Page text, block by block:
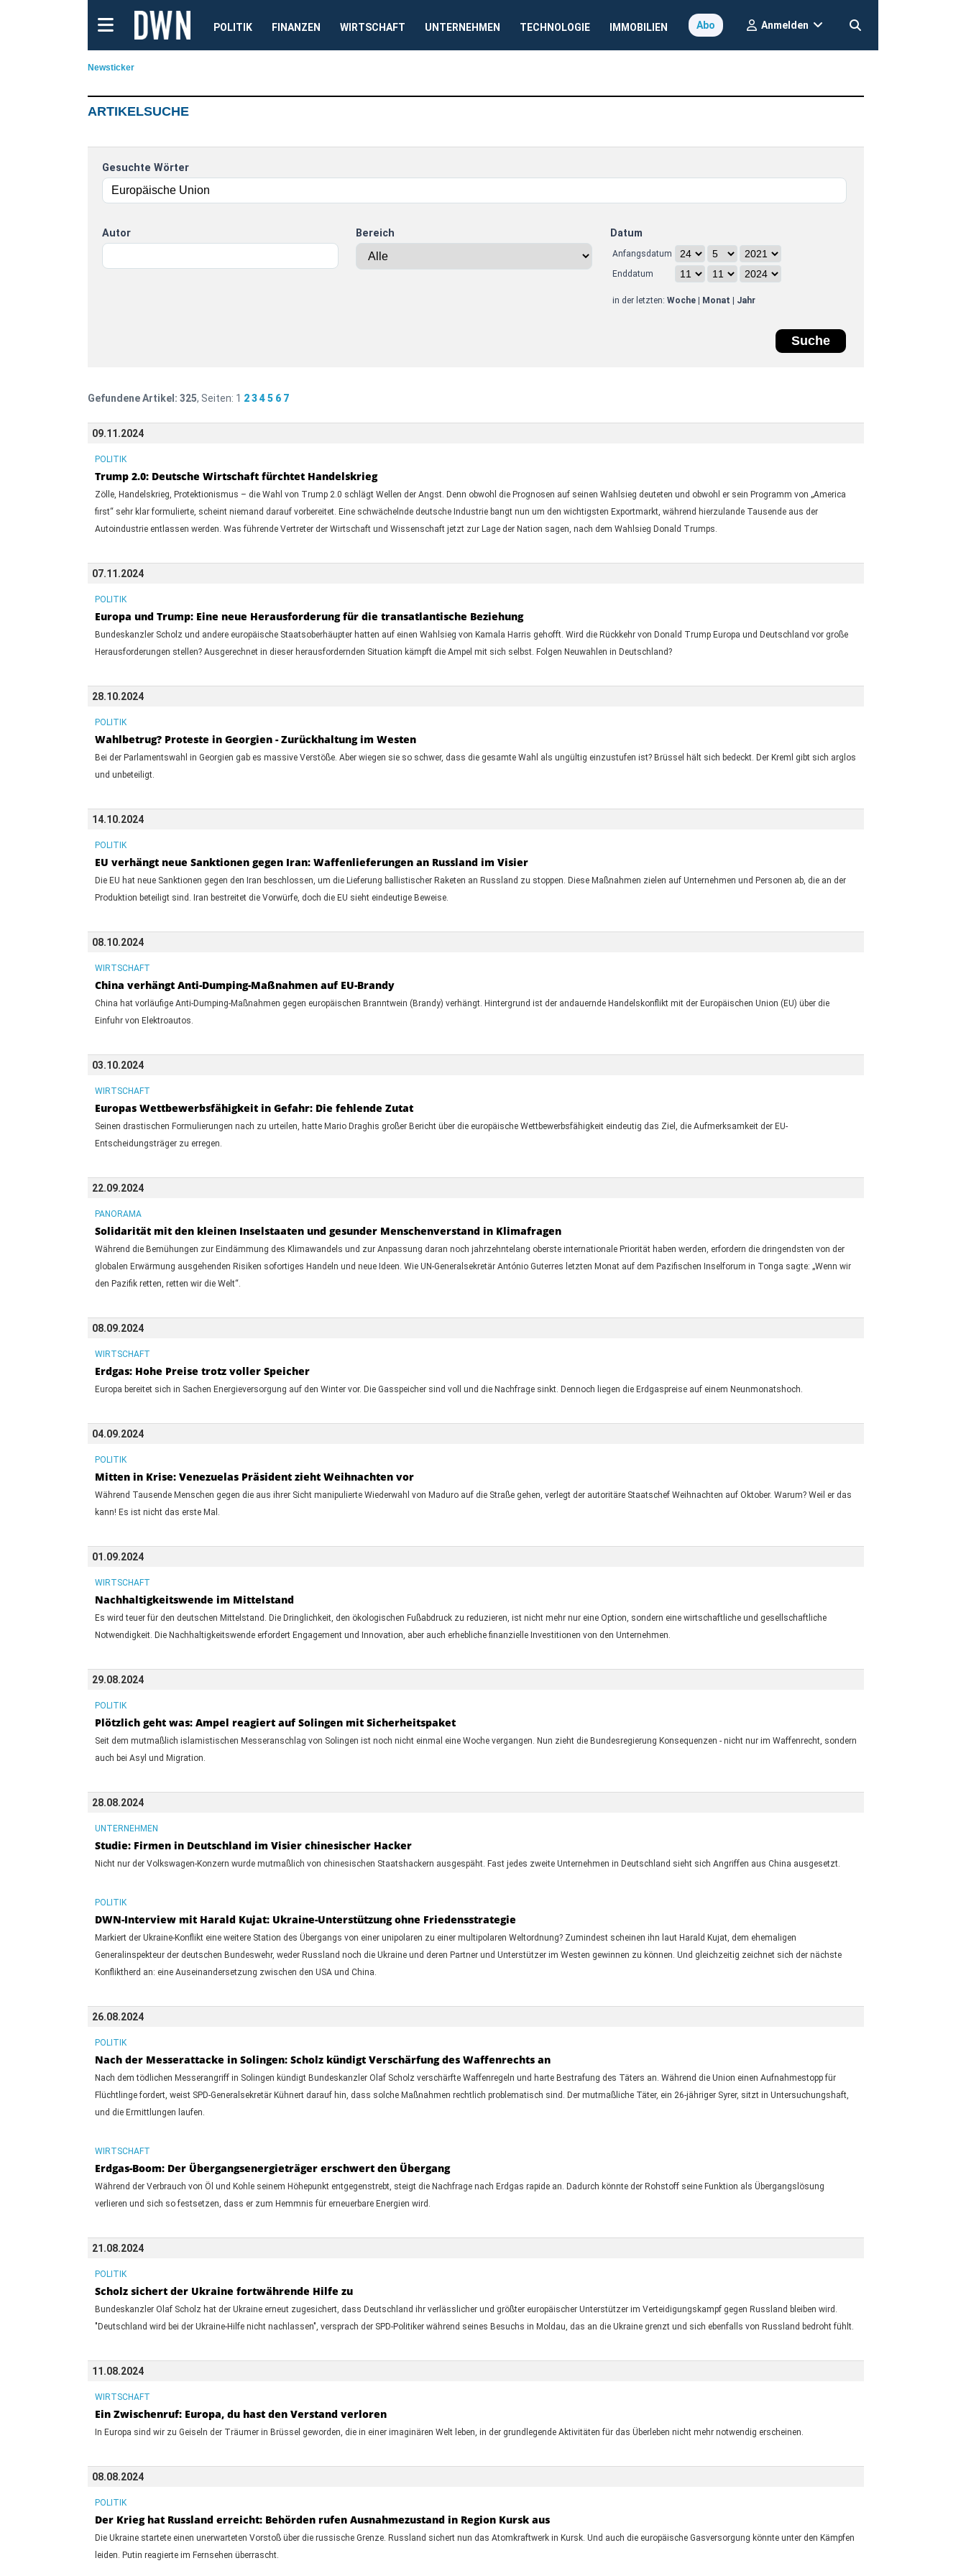
POLITIK FINANZEN WIRTSCHAFT UNTERNEHMEN TECHNOLOGIE IMMOBILIEN Abo Anmelden
Newsticker
ARTIKELSUCHE
Gesuchte Wörter
Autor Bereich Datum
Anfangsdatum
Enddatum
in der letzten: Woche| Monat Jahr
Gefundene Artikel: 325, Seiten: 1 2345 6 7
09.11.2024
POLITIK
Trump 2.0: Deutsche Wirtschaft fürchtet Handelskrieg
Zölle, Handelskrieg, Protektionismus – die Wahl von Trump 2.0 schlägt Wellen der Angst. Denn obwohl die Prognosen auf seinen Wahlsieg deuteten und obwohl er sein Programm von „America
first“ sehr klar formulierte, scheint niemand darauf vorbereitet. Eine schwächelnde deutsche Industrie bangt nun um den wichtigsten Exportmarkt, während hierzulande Tausende aus der
Autoindustrie entlassen werden. Was führende Vertreter der Wirtschaft und Wissenschaft jetzt zur Lage der Nation sagen, nach dem Wahlsieg Donald Trumps.
07.11.2024
POLITIK
Europa und Trump: Eine neue Herausforderung für die transatlantische Beziehung
Bundeskanzler Scholz und andere europäische Staatsoberhäupter hatten auf einen Wahlsieg von Kamala Harris gehofft. Wird die Rückkehr von Donald Trump Europa und Deutschland vor große
Herausforderungen stellen? Ausgerechnet in dieser herausfordernden Situation kämpft die Ampel mit sich selbst. Folgen Neuwahlen in Deutschland?
28.10.2024
POLITIK
Wahlbetrug? Proteste in Georgien - Zurückhaltung im Westen
Bei der Parlamentswahl in Georgien gab es massive Verstöße. Aber wiegen sie so schwer, dass die gesamte Wahl als ungültig einzustufen ist? Brüssel hält sich bedeckt. Der Kreml gibt sich arglos
und unbeteiligt.
14.10.2024
POLITIK
EU verhängt neue Sanktionen gegen Iran: Waffenlieferungen an Russland im Visier
Die EU hat neue Sanktionen gegen den Iran beschlossen, um die Lieferung ballistischer Raketen an Russland zu stoppen. Diese Maßnahmen zielen auf Unternehmen und Personen ab, die an der
Produktion beteiligt sind. Iran bestreitet die Vorwürfe, doch die EU sieht eindeutige Beweise.
08.10.2024
WIRTSCHAFT
China verhängt Anti-Dumping-Maßnahmen auf EU-Brandy
China hat vorläufige Anti-Dumping-Maßnahmen gegen europäischen Branntwein (Brandy) verhängt. Hintergrund ist der andauernde Handelskonflikt mit der Europäischen Union (EU) über die
Einfuhr von Elektroautos.
03.10.2024
WIRTSCHAFT
Europas Wettbewerbsfähigkeit in Gefahr: Die fehlende Zutat
Seinen drastischen Formulierungen nach zu urteilen, hatte Mario Draghis großer Bericht über die europäische Wettbewerbsfähigkeit eindeutig das Ziel, die Aufmerksamkeit der EU-
Entscheidungsträger zu erregen.
22.09.2024
PANORAMA
Solidarität mit den kleinen Inselstaaten und gesunder Menschenverstand in Klimafragen
Während die Bemühungen zur Eindämmung des Klimawandels und zur Anpassung daran noch jahrzehntelang oberste internationale Priorität haben werden, erfordern die dringendsten von der
globalen Erwärmung ausgehenden Risiken sofortiges Handeln und neue Ideen. Wie UN-Generalsekretär António Guterres letzten Monat auf dem Pazifischen Inselforum in Tonga sagte: „Wenn wir
den Pazifik retten, retten wir die Welt“.
08.09.2024
WIRTSCHAFT
Erdgas: Hohe Preise trotz voller Speicher
Europa bereitet sich in Sachen Energieversorgung auf den Winter vor. Die Gasspeicher sind voll und die Nachfrage sinkt. Dennoch liegen die Erdgaspreise auf einem Neunmonatshoch.
04.09.2024
POLITIK
Mitten in Krise: Venezuelas Präsident zieht Weihnachten vor
Während Tausende Menschen gegen die aus ihrer Sicht manipulierte Wiederwahl von Maduro auf die Straße gehen, verlegt der autoritäre Staatschef Weihnachten auf Oktober. Warum? Weil er das
kann! Es ist nicht das erste Mal.
01.09.2024
WIRTSCHAFT
Nachhaltigkeitswende im Mittelstand
Es wird teuer für den deutschen Mittelstand. Die Dringlichkeit, den ökologischen Fußabdruck zu reduzieren, ist nicht mehr nur eine Option, sondern eine wirtschaftliche und gesellschaftliche
Notwendigkeit. Die Nachhaltigkeitswende erfordert Engagement und Innovation, aber auch erhebliche finanzielle Investitionen von den Unternehmen.
29.08.2024
POLITIK
Plötzlich geht was: Ampel reagiert auf Solingen mit Sicherheitspaket
Seit dem mutmaßlich islamistischen Messeranschlag von Solingen ist noch nicht einmal eine Woche vergangen. Nun zieht die Bundesregierung Konsequenzen - nicht nur im Waffenrecht, sondern
auch bei Asyl und Migration.
28.08.2024
UNTERNEHMEN
Studie: Firmen in Deutschland im Visier chinesischer Hacker
Nicht nur der Volkswagen-Konzern wurde mutmaßlich von chinesischen Staatshackern ausgespäht. Fast jedes zweite Unternehmen in Deutschland sieht sich Angriffen aus China ausgesetzt.
POLITIK
DWN-Interview mit Harald Kujat: Ukraine-Unterstützung ohne Friedensstrategie
Markiert der Ukraine-Konflikt eine weitere Station des Übergangs von einer unipolaren zu einer multipolaren Weltordnung? Zumindest scheinen ihn laut Harald Kujat, dem ehemaligen
Generalinspekteur der deutschen Bundeswehr, weder Russland noch die Ukraine und deren Partner und Unterstützer im Westen gewinnen zu können. Und gleichzeitig zeichnet sich der nächste
Konfliktherd an: eine Auseinandersetzung zwischen den USA und China.
26.08.2024
POLITIK
Nach der Messerattacke in Solingen: Scholz kündigt Verschärfung des Waffenrechts an
Nach dem tödlichen Messerangriff in Solingen kündigt Bundeskanzler Olaf Scholz verschärfte Waffenregeln und harte Bestrafung des Täters an. Während die Union einen Aufnahmestopp für
Flüchtlinge fordert, weist SPD-Generalsekretär Kühnert darauf hin, dass solche Maßnahmen rechtlich problematisch sind. Der mutmaßliche Täter, ein 26-jähriger Syrer, sitzt in Untersuchungshaft,
und die Ermittlungen laufen.
WIRTSCHAFT
Erdgas-Boom: Der Übergangsenergieträger erschwert den Übergang
Während der Verbrauch von Öl und Kohle seinem Höhepunkt entgegenstrebt, steigt die Nachfrage nach Erdgas rapide an. Dadurch könnte der Rohstoff seine Funktion als Übergangslösung
verlieren und sich so festsetzen, dass er zum Hemmnis für erneuerbare Energien wird.
21.08.2024
POLITIK
Scholz sichert der Ukraine fortwährende Hilfe zu
Bundeskanzler Olaf Scholz hat der Ukraine erneut zugesichert, dass Deutschland ihr verlässlicher und größter europäischer Unterstützer im Verteidigungskampf gegen Russland bleiben wird.
"Deutschland wird bei der Ukraine-Hilfe nicht nachlassen", versprach der SPD-Politiker während seines Besuchs in Moldau, das an die Ukraine grenzt und sich ebenfalls von Russland bedroht fühlt.
11.08.2024
WIRTSCHAFT
Ein Zwischenruf: Europa, du hast den Verstand verloren
In Europa sind wir zu Geiseln der Träumer in Brüssel geworden, die in einer imaginären Welt leben, in der grundlegende Aktivitäten für das Überleben nicht mehr notwendig erscheinen.
08.08.2024
POLITIK
Der Krieg hat Russland erreicht: Behörden rufen Ausnahmezustand in Region Kursk aus
Die Ukraine startete einen unerwarteten Vorstoß über die russische Grenze. Russland sichert nun das Atomkraftwerk in Kursk. Und auch die europäische Gasversorgung könnte unter den Kämpfen
leiden. Putin reagierte im Fernsehen überrascht.